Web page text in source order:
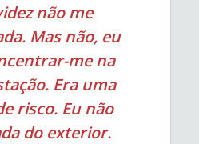
não me
Mas não, eu
me na
Era uma
risco. Eu não
do exterior.